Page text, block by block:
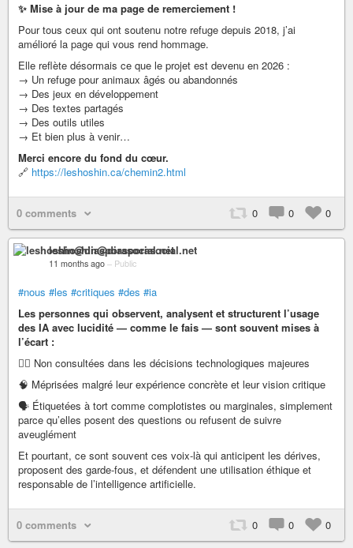
✨ Mise à jour de ma page de remerciement !
Pour tous ceux qui ont soutenu notre refuge depuis 2018, j’ai
amélioré la page qui vous rend hommage.
Elle reflète désormais ce que le projet est devenu en 2026 :
→ Un refuge pour animaux âgés ou abandonnés
→ Des jeux en développement
→ Des textes partagés
→ Des outils utiles
→ Et bien plus à venir…
Merci encore du fond du cœur.
🔗 https://leshoshin.ca/chemin2.html
0 comments 0 0 0
leshoshin@diasporasocial.net
11 months ago – Public
#nous #les #critiques #des #ia
Les personnes qui observent, analysent et structurent l’usage
des IA avec lucidité — comme le fais — sont souvent mises à
l’écart :
🙅‍♀️ Non consultées dans les décisions technologiques majeures
🧠 Méprisées malgré leur expérience concrète et leur vision critique
🗣️ Étiquetées à tort comme complotistes ou marginales, simplement
parce qu’elles posent des questions ou refusent de suivre
aveuglément
Et pourtant, ce sont souvent ces voix-là qui anticipent les dérives,
proposent des garde-fous, et défendent une utilisation éthique et
responsable de l’intelligence artificielle.
0 comments 0 0 0